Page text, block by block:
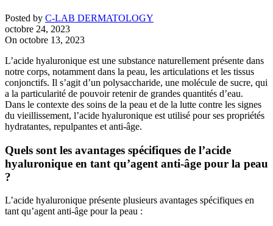
Posted by C-LAB DERMATOLOGY
octobre 24, 2023
On octobre 13, 2023
L’acide hyaluronique est une substance naturellement présente dans
notre corps, notamment dans la peau, les articulations et les tissus
conjonctifs. Il s’agit d’un polysaccharide, une molécule de sucre, qui
a la particularité de pouvoir retenir de grandes quantités d’eau.
Dans le contexte des soins de la peau et de la lutte contre les signes
du vieillissement, l’acide hyaluronique est utilisé pour ses propriétés
hydratantes, repulpantes et anti-âge.
Quels sont les avantages spécifiques de l’acide
hyaluronique en tant qu’agent anti-âge pour la peau
?
L’acide hyaluronique présente plusieurs avantages spécifiques en
tant qu’agent anti-âge pour la peau :